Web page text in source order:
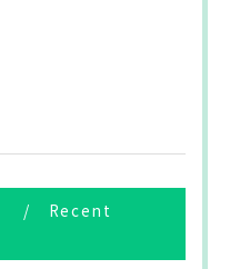
Recent